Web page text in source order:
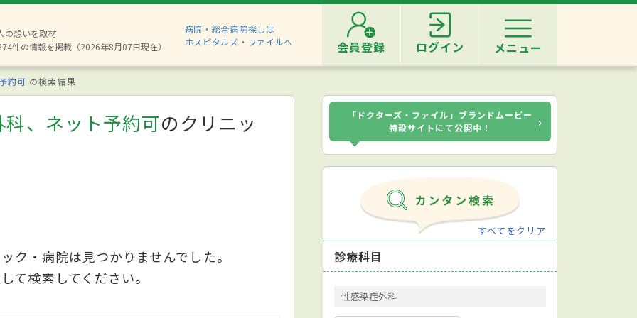
の想いを取材
件の情報を掲載（2026年8月07日現在）
病院・総合病院探しは
ホスピタルズ・ファイルへ
会員登録 ログイン メニュー
約可 の検索結果
、ネット予約可のクリニッ
ク・病院は見つかりませんでした。
て検索してください。
「ドクターズ・ファイル」ブランドムービー
特設サイトにて公開中！
›
すべてをクリア
診療科目
性感染症外科